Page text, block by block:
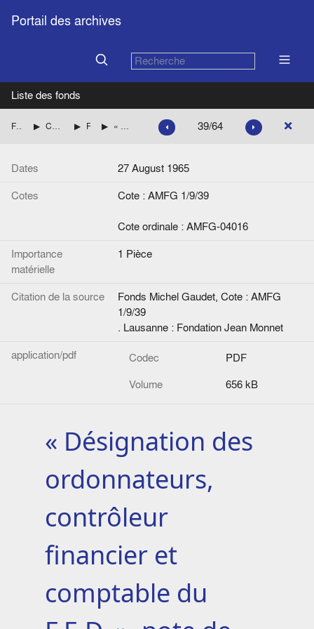
Portail des archives
Liste des fonds
Fonds Michel Gaudet Consultations du Service juridique des exécutifs européens « Désignation des ordonnateurs, contrôleur financier et comptable du F.E.D. », note de Jean Amphoux 39/64
Dates
27 August 1965
Cotes
Cote : AMFG 1/9/39
Cote ordinale : AMFG-04016
Importance
matérielle
1 Pièce
Citation de la source
Fonds Michel Gaudet, Cote : AMFG
1/9/39
. Lausanne : Fondation Jean Monnet
application/pdf
Codec
PDF
Volume
656 kB
« Désignation des
ordonnateurs,
contrôleur
financier et
comptable du